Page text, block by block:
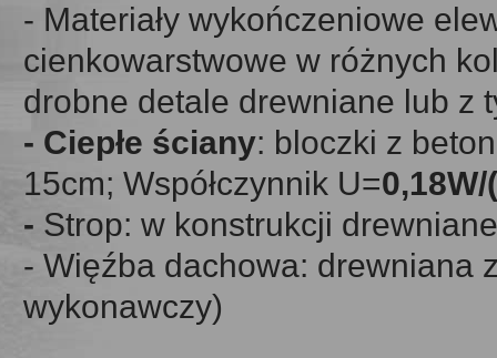
- Materiały wykończeniowe
cienkowarstwowe w różnych
drobne detale drewniane lub z
- Ciepłe ściany: bloczki z
15cm; Współczynnik U=
- Strop: w konstrukcji
- Więźba dachowa: drewniana
wykonawczy)